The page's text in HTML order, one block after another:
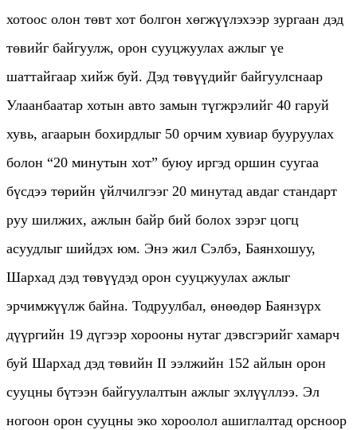
хотоос олон төвт хот болгон хөгжүүлэхээр зургаан дэд
төвийг байгуулж, орон сууцжуулах ажлыг үе
шаттайгаар хийж буй. Дэд төвүүдийг байгуулснаар
Улаанбаатар хотын авто замын түгжрэлийг 40 гаруй
хувь, агаарын бохирдлыг 50 орчим хувиар бууруулах
болон “20 минутын хот” буюу иргэд оршин суугаа
бүсдээ төрийн үйлчилгээг 20 минутад авдаг стандарт
руу шилжих, ажлын байр бий болох зэрэг цогц
асуудлыг шийдэх юм. Энэ жил Сэлбэ, Баянхошуу,
Шархад дэд төвүүдэд орон сууцжуулах ажлыг
эрчимжүүлж байна. Тодруулбал, өнөөдөр Баянзүрх
дүүргийн 19 дүгээр хорооны нутаг дэвсгэрийг хамарч
буй Шархад дэд төвийн II ээлжийн 152 айлын орон
сууцны бүтээн байгуулалтын ажлыг эхлүүллээ. Эл
ногоон орон сууцны эко хороолол ашиглалтад орсноор